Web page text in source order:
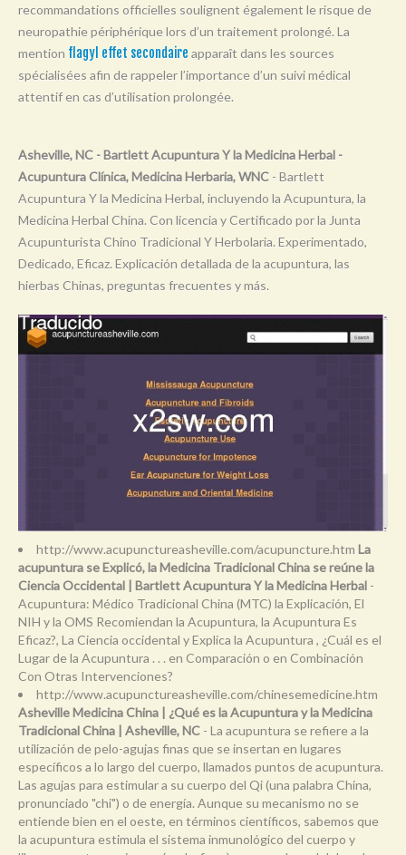
Y
recommandations officielles soulignent également le risque de
neuropathie périphérique lors d’un traitement prolongé. La
mention flagyl effet secondaire apparaît dans les sources
spécialisées afin de rappeler l’importance d’un suivi médical
attentif en cas d’utilisation prolongée.
Asheville, NC - Bartlett Acupuntura Y la Medicina Herbal -
Acupuntura Clínica, Medicina Herbaria, WNC - Bartlett
Acupuntura Y la Medicina Herbal, incluyendo la Acupuntura, la
Medicina Herbal China. Con licencia y Certificado por la Junta
Acupunturista Chino Tradicional Y Herbolaria. Experimentado,
Dedicado, Eficaz. Explicación detallada de la acupuntura, las
hierbas Chinas, preguntas frecuentes y más.
http://www.acupunctureasheville.com/acupuncture.htm La
acupuntura se Explicó, la Medicina Tradicional China se reúne la
Ciencia Occidental | Bartlett Acupuntura Y la Medicina Herbal -
Acupuntura: Médico Tradicional China (MTC) la Explicación, El
NIH y la OMS Recomiendan la Acupuntura, la Acupuntura Es
Eficaz?, La Ciencia occidental y Explica la Acupuntura , ¿Cuál es el
Lugar de la Acupuntura . . . en Comparación o en Combinación
Con Otras Intervenciones?
http://www.acupunctureasheville.com/chinesemedicine.htm
Asheville Medicina China | ¿Qué es la Acupuntura y la Medicina
Tradicional China | Asheville, NC - La acupuntura se refiere a la
utilización de pelo-agujas finas que se insertan en lugares
específicos a lo largo del cuerpo, llamados puntos de acupuntura.
Las agujas para estimular a su cuerpo del Qi (una palabra China,
pronunciado "chi") o de energía. Aunque su mecanismo no se
entiende bien en el oeste, en términos científicos, sabemos que
la acupuntura estimula el sistema inmunológico del cuerpo y